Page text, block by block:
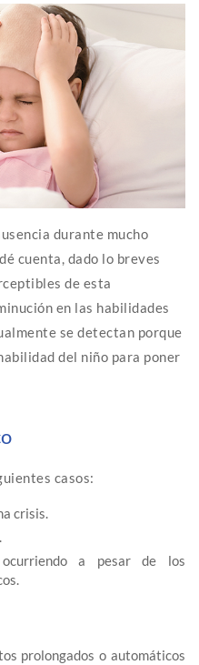
durante mucho
cuenta, dado lo breves
de esta
en las habilidades
se detectan porque
del niño para poner
casos:
crisis.
a pesar de los
prolongados o automáticos